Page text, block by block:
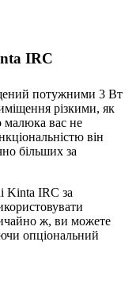
IRC
потужними 3 Вт
різкими, як
малюка вас не
він
більших за
Kinta IRC за
ж, ви можете
опціональний